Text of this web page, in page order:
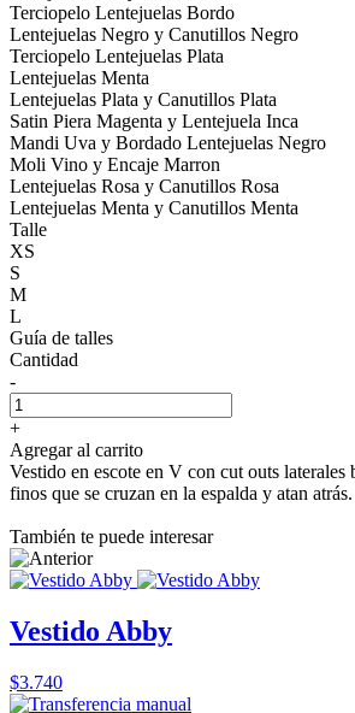
Terciopelo Lentejuelas Bordo
Lentejuelas Negro y Canutillos Negro
Terciopelo Lentejuelas Plata
Lentejuelas Menta
Lentejuelas Plata y Canutillos Plata
Satin Piera Magenta y Lentejuela Inca
Mandi Uva y Bordado Lentejuelas Negro
Moli Vino y Encaje Marron
Lentejuelas Rosa y Canutillos Rosa
Lentejuelas Menta y Canutillos Menta
Talle
XS
S
M
L
Guía de talles
Cantidad
-
+
Agregar al carrito
Vestido en escote en V con cut outs laterales
finos que se cruzan en la espalda y atan
También te puede interesar
Vestido Abby
$3.740